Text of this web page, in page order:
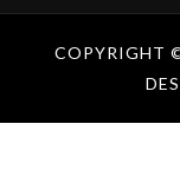
COPYRIGHT